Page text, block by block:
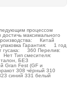
процессом
максимального
Китай
Гарантия: 1 год
гусака: 360 Перелив:
Тип смесителя:
талон, БЕЗ
Gran Fest (GF и
308 чёрный 310
синий 331 белый